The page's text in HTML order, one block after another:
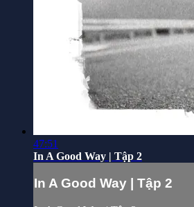
47:51
In A Good Way | Tập 2
In A Good Way | Tập 2